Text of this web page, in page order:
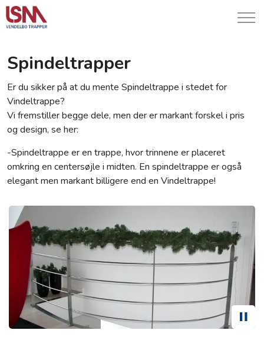
Spindeltrapper
Er du sikker på at du mente Spindeltrappe i stedet for
Vindeltrappe?
Vi fremstiller begge dele, men der er markant forskel i pris
og design, se her:
-Spindeltrappe er en trappe, hvor trinnene er placeret
omkring en centersøjle i midten. En spindeltrappe er også
elegant men markant billigere end en Vindeltrappe!